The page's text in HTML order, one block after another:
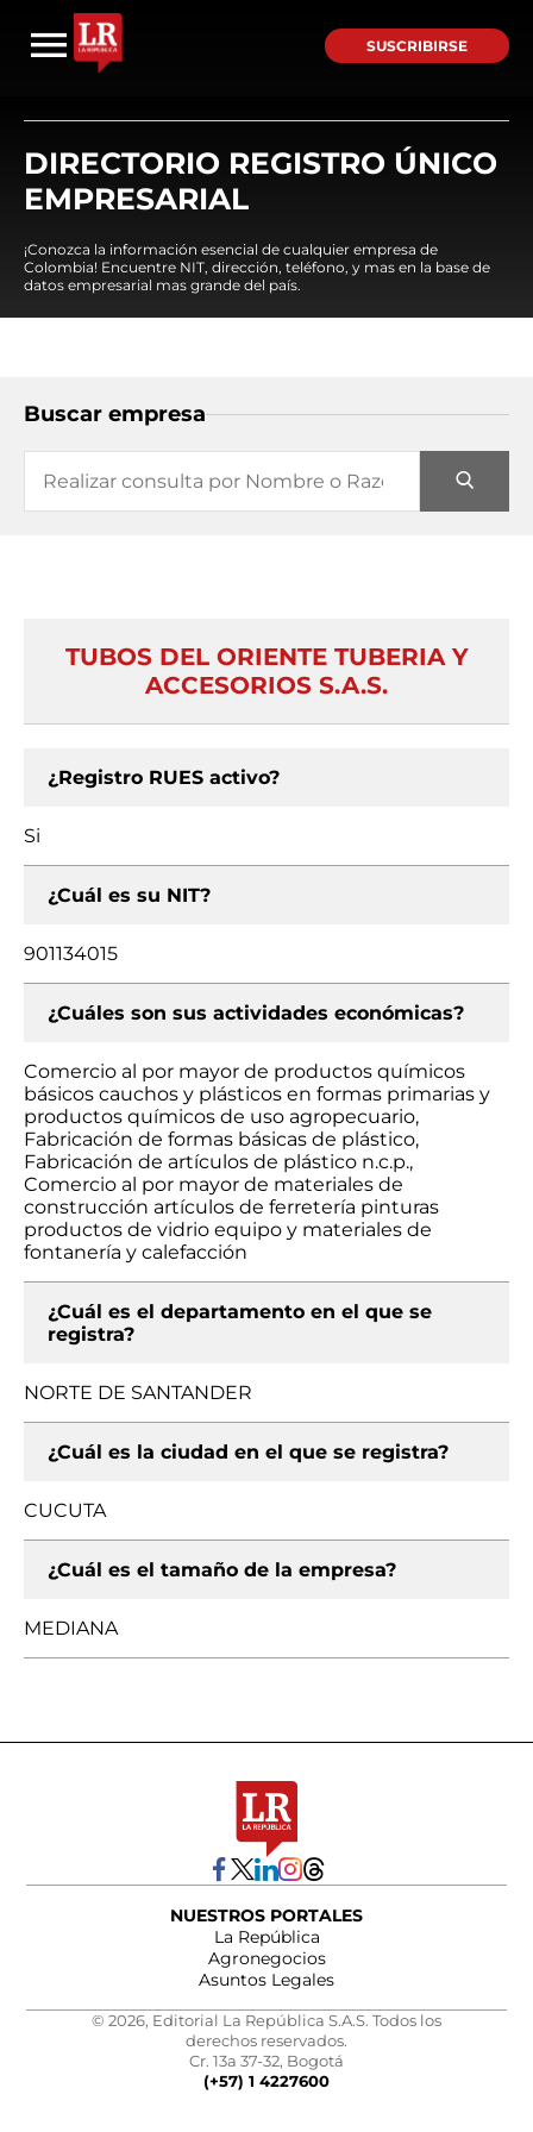
SUSCRIBIRSE
DIRECTORIO REGISTRO ÚNICO
EMPRESARIAL
¡Conozca la información esencial de cualquier empresa de
Colombia! Encuentre NIT, dirección, teléfono, y mas en la base de
datos empresarial mas grande del país.
Buscar empresa
TUBOS DEL ORIENTE TUBERIA Y
ACCESORIOS S.A.S.
¿Registro RUES activo?
Si
¿Cuál es su NIT?
901134015
¿Cuáles son sus actividades económicas?
Comercio al por mayor de productos químicos
básicos cauchos y plásticos en formas primarias y
productos químicos de uso agropecuario,
Fabricación de formas básicas de plástico,
Fabricación de artículos de plástico n.c.p.,
Comercio al por mayor de materiales de
construcción artículos de ferretería pinturas
productos de vidrio equipo y materiales de
fontanería y calefacción
¿Cuál es el departamento en el que se
registra?
NORTE DE SANTANDER
¿Cuál es la ciudad en el que se registra?
CUCUTA
¿Cuál es el tamaño de la empresa?
MEDIANA
NUESTROS PORTALES
La República
Agronegocios
Asuntos Legales
© 2026, Editorial La República S.A.S. Todos los
derechos reservados.
Cr. 13a 37-32, Bogotá
(+57) 1 4227600